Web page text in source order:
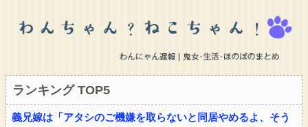
ランキング TOP5
義兄嫁は「アタシのご機嫌を取らないと同居やめるよ、そう